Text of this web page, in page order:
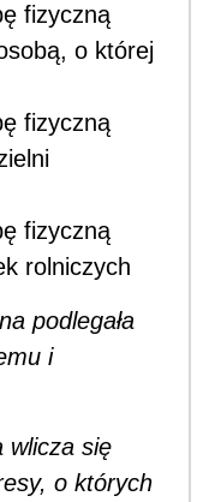
fizyczną
o której
fizyczną
fizyczną
rolniczych
podlegała
i
wlicza się
o których